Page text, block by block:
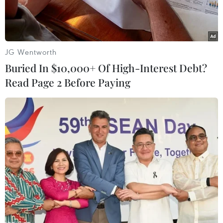
Đường Bạch Đằng (quận Tân Bình) biến thành sông trong mưa.
(Ảnh: Hồng Giang/TTXVN)
Sau khi đón cơn mưa đầu mùa vào chiều 8/5,
JG Wentworth
Buried In $10,000+ Of High-Interest Debt?
Read Page 2 Before Paying